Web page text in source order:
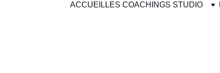
ACCUEIL LES COACHINGS STUDIO